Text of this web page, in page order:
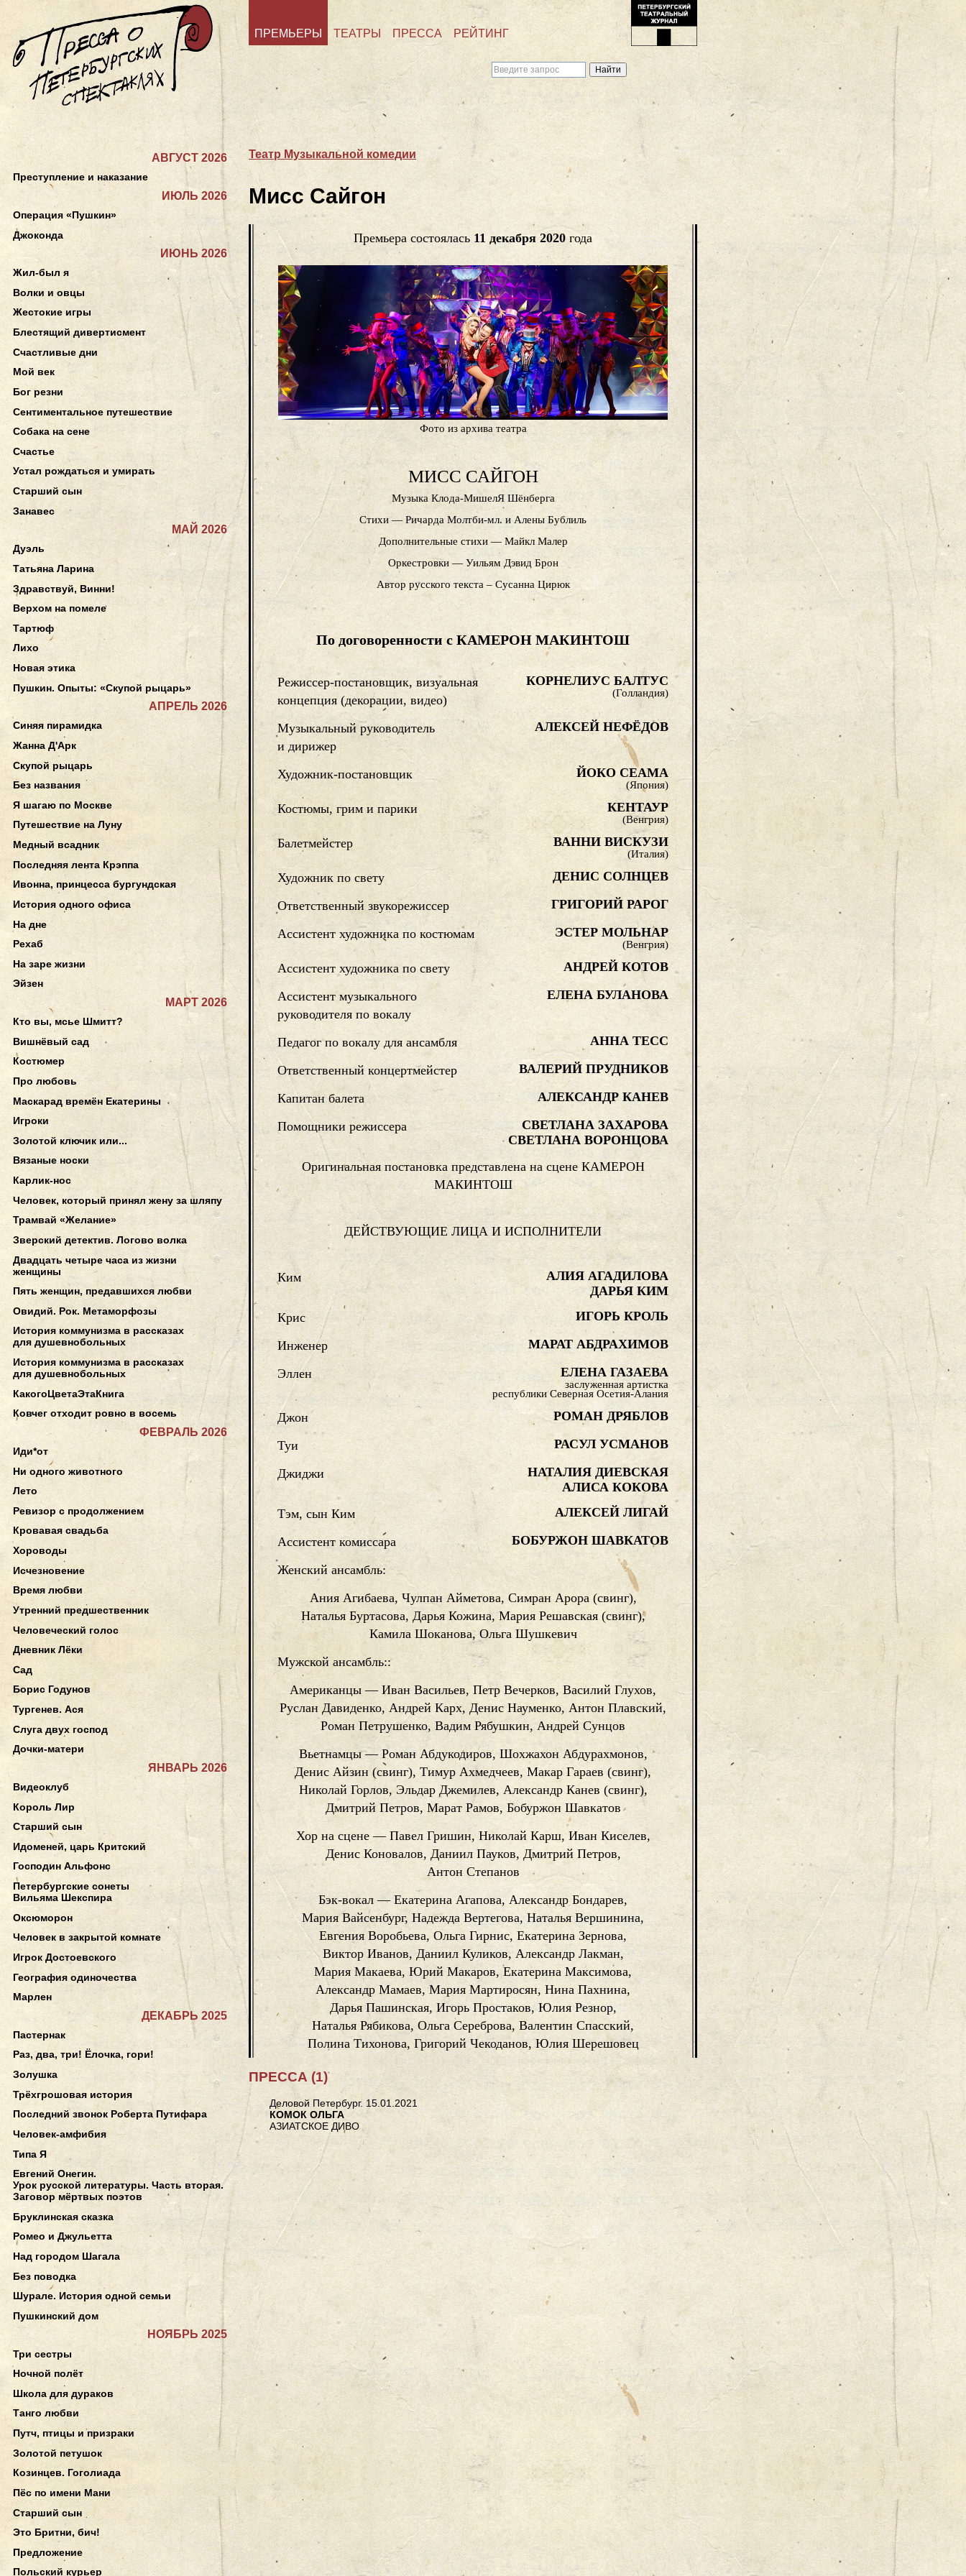
ПРЕМЬЕРЫ ТЕАТРЫ ПРЕССА РЕЙТИНГ
Театр Музыкальной комедии
Мисс Сайгон
Премьера состоялась 11 декабря 2020 года
Фото из архива театра
МИСС САЙГОН
Музыка Клода-МишелЯ Шёнберга
Стихи — Ричарда Молтби-мл. и Алены Бублиль
Дополнительные стихи — Майкл Малер
Оркестровки — Уильям Дэвид Брон
Автор русского текста – Сусанна Цирюк
По договоренности с КАМЕРОН МАКИНТОШ
Режиссер-постановщик, визуальная
концепция (декорации, видео)
КОРНЕЛИУС БАЛТУС
(Голландия)
Музыкальный руководитель
и дирижер
АЛЕКСЕЙ НЕФЁДОВ
Художник-постановщик ЙОКО СЕАМА
(Япония)
Костюмы, грим и парики КЕНТАУР
(Венгрия)
Балетмейстер ВАННИ ВИСКУЗИ
(Италия)
Художник по свету ДЕНИС СОЛНЦЕВ
Ответственный звукорежиссер ГРИГОРИЙ РАРОГ
Ассистент художника по костюмам ЭСТЕР МОЛЬНАР
(Венгрия)
Ассистент художника по свету АНДРЕЙ КОТОВ
Ассистент музыкального
руководителя по вокалу
ЕЛЕНА БУЛАНОВА
Педагог по вокалу для ансамбля АННА ТЕСС
Ответственный концертмейстер ВАЛЕРИЙ ПРУДНИКОВ
Капитан балета АЛЕКСАНДР КАНЕВ
Помощники режиссера
СВЕТЛАНА ЗАХАРОВА
СВЕТЛАНА ВОРОНЦОВА
Оригинальная постановка представлена на сцене КАМЕРОН
МАКИНТОШ
ДЕЙСТВУЮЩИЕ ЛИЦА И ИСПОЛНИТЕЛИ
Ким
АЛИЯ АГАДИЛОВА
ДАРЬЯ КИМ
Крис
ИГОРЬ КРОЛЬ
Инженер МАРАТ АБДРАХИМОВ
Эллен ЕЛЕНА ГАЗАЕВА
заслуженная артистка
республики Северная Осетия-Алания
Джон РОМАН ДРЯБЛОВ
Туи РАСУЛ УСМАНОВ
Джиджи
НАТАЛИЯ ДИЕВСКАЯ
АЛИСА КОКОВА
Тэм, сын Ким
АЛЕКСЕЙ ЛИГАЙ
Ассистент комиссара БОБУРЖОН ШАВКАТОВ
Женский ансамбль:
Ания Агибаева, Чулпан Айметова, Симран Арора (свинг),
Наталья Буртасова, Дарья Кожина, Мария Решавская (свинг),
Камила Шоканова, Ольга Шушкевич
Мужской ансамбль::
Американцы — Иван Васильев, Петр Вечерков, Василий Глухов,
Руслан Давиденко, Андрей Карх, Денис Науменко, Антон Плавский,
Роман Петрушенко, Вадим Рябушкин, Андрей Сунцов
Вьетнамцы — Роман Абдукодиров, Шохжахон Абдурахмонов,
Денис Айзин (свинг), Тимур Ахмедчеев, Макар Гараев (свинг),
Николай Горлов, Эльдар Джемилев, Александр Канев (свинг),
Дмитрий Петров, Марат Рамов, Бобуржон Шавкатов
Хор на сцене — Павел Гришин, Николай Карш, Иван Киселев,
Денис Коновалов, Даниил Пауков, Дмитрий Петров,
Антон Степанов
Бэк-вокал — Екатерина Агапова, Александр Бондарев,
Мария Вайсенбург, Надежда Вертегова, Наталья Вершинина,
Евгения Воробьева, Ольга Гирнис, Екатерина Зернова,
Виктор Иванов, Даниил Куликов, Александр Лакман,
Мария Макаева, Юрий Макаров, Екатерина Максимова,
Александр Мамаев, Мария Мартиросян, Нина Пахнина,
Дарья Пашинская, Игорь Простаков, Юлия Резнор,
Наталья Рябикова, Ольга Сереброва, Валентин Спасский,
Полина Тихонова, Григорий Чекоданов, Юлия Шерешовец
ПРЕССА (1)
Деловой Петербург. 15.01.2021
КОМОК ОЛЬГА
АЗИАТСКОЕ ДИВО
АВГУСТ 2026
Преступление и наказание
ИЮЛЬ 2026
Операция «Пушкин»
Джоконда
ИЮНЬ 2026
Жил-был я
Волки и овцы
Жестокие игры
Блестящий дивертисмент
Счастливые дни
Мой век
Бог резни
Сентиментальное путешествие
Собака на сене
Счастье
Устал рождаться и умирать
Старший сын
Занавес
МАЙ 2026
Дуэль
Татьяна Ларина
Здравствуй, Винни!
Верхом на помеле
Тартюф
Лихо
Новая этика
Пушкин. Опыты: «Скупой рыцарь»
АПРЕЛЬ 2026
Синяя пирамидка
Жанна Д'Арк
Скупой рыцарь
Без названия
Я шагаю по Москве
Путешествие на Луну
Медный всадник
Последняя лента Крэппа
Ивонна, принцесса бургундская
История одного офиса
На дне
Рехаб
На заре жизни
Эйзен
МАРТ 2026
Кто вы, мсье Шмитт?
Вишнёвый сад
Костюмер
Про любовь
Маскарад времён Екатерины
Игроки
Золотой ключик или...
Вязаные носки
Карлик-нос
Человек, который принял жену за шляпу
Трамвай «Желание»
Зверский детектив. Логово волка
Двадцать четыре часа из жизни
женщины
Пять женщин, предавшихся любви
Овидий. Рок. Метаморфозы
История коммунизма в рассказах
для душевнобольных
История коммунизма в рассказах
для душевнобольных
КакогоЦветаЭтаКнига
Ковчег отходит ровно в восемь
ФЕВРАЛЬ 2026
Иди*от
Ни одного животного
Лето
Ревизор с продолжением
Кровавая свадьба
Хороводы
Исчезновение
Время любви
Утренний предшественник
Человеческий голос
Дневник Лёки
Сад
Борис Годунов
Тургенев. Ася
Слуга двух господ
Дочки-матери
ЯНВАРЬ 2026
Видеоклуб
Король Лир
Старший сын
Идоменей, царь Критский
Господин Альфонс
Петербургские сонеты
Вильяма Шекспира
Оксюморон
Человек в закрытой комнате
Игрок Достоевского
География одиночества
Марлен
ДЕКАБРЬ 2025
Пастернак
Раз, два, три! Ёлочка, гори!
Золушка
Трёхгрошовая история
Последний звонок Роберта Путифара
Человек-амфибия
Типа Я
Евгений Онегин.
Урок русской литературы. Часть вторая.
Заговор мёртвых поэтов
Бруклинская сказка
Ромео и Джульетта
Над городом Шагала
Без поводка
Шурале. История одной семьи
Пушкинский дом
НОЯБРЬ 2025
Три сестры
Ночной полёт
Школа для дураков
Танго любви
Путч, птицы и призраки
Золотой петушок
Козинцев. Гоголиада
Пёс по имени Мани
Старший сын
Это Бритни, бич!
Предложение
Польский курьер